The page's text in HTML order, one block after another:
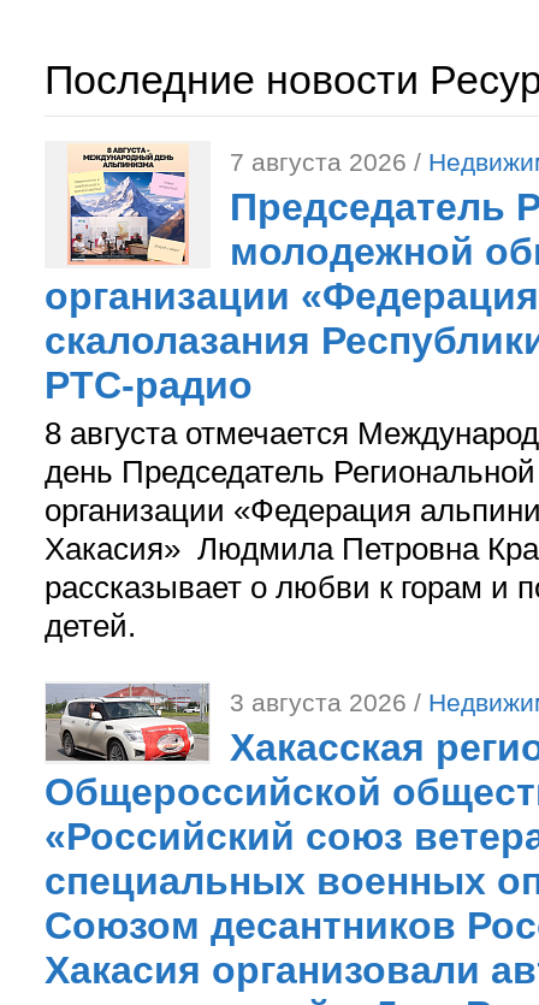
Последние новости
7 августа 2026 /
Председатель
молодежной
организации
скалолазания
РТС-радио
8 августа отмечается
день Председатель
организации «Федерация
Хакасия» Людмила Петровна
рассказывает о любви к горам и
детей.
3 августа 2026 /
Хакасская
Общероссийской
«Российский союз
специальных военных
Союзом десантников
Хакасия организовали